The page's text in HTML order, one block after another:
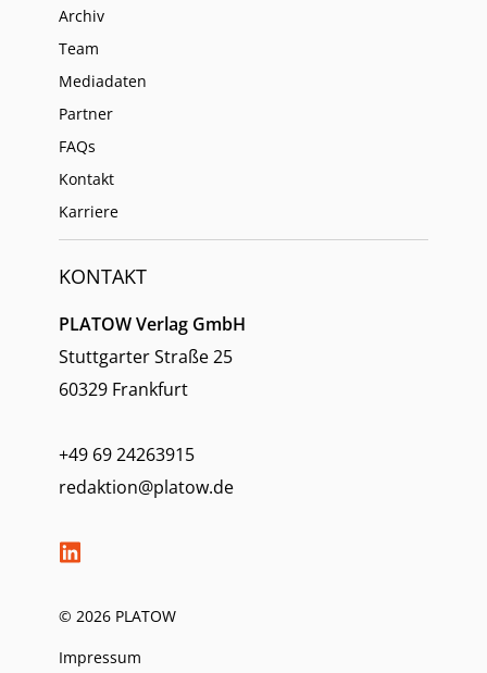
Archiv
Team
Mediadaten
Partner
FAQs
Kontakt
Karriere
KONTAKT
PLATOW Verlag GmbH
Stuttgarter Straße 25
60329 Frankfurt
+49 69 24263915
redaktion@platow.de
© 2026 PLATOW
Impressum